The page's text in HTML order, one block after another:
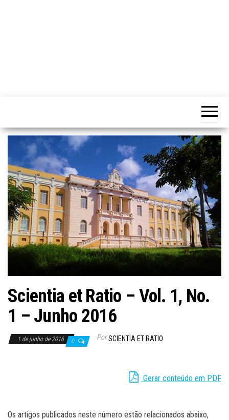
Scientia et Ratio – Vol. 1, No.
1 – Junho 2016
1 de junho de 2016 0 Por SCIENTIA ET RATIO
Gerar conteúdo em PDF
Os artigos publicados neste número estão relacionados abaixo,